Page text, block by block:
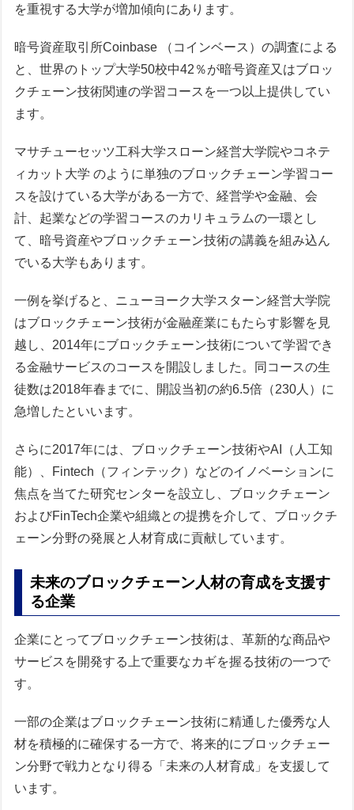
を重視する大学が増加傾向にあります。
暗号資産取引所Coinbase （コインベース）の調査による
と、世界のトップ大学50校中42％が暗号資産又はブロッ
クチェーン技術関連の学習コースを一つ以上提供してい
ます。
マサチューセッツ工科大学スローン経営大学院やコネテ
ィカット大学 のように単独のブロックチェーン学習コー
スを設けている大学がある一方で、経営学や金融、会
計、起業などの学習コースのカリキュラムの一環とし
て、暗号資産やブロックチェーン技術の講義を組み込ん
でいる大学もあります。
一例を挙げると、ニューヨーク大学スターン経営大学院
はブロックチェーン技術が金融産業にもたらす影響を見
越し、2014年にブロックチェーン技術について学習でき
る金融サービスのコースを開設しました。同コースの生
徒数は2018年春までに、開設当初の約6.5倍（230人）に
急増したといいます。
さらに2017年には、ブロックチェーン技術やAI（人工知
能）、Fintech（フィンテック）などのイノベーションに
焦点を当てた研究センターを設立し、ブロックチェーン
およびFinTech企業や組織との提携を介して、ブロックチ
ェーン分野の発展と人材育成に貢献しています。
未来のブロックチェーン人材の育成を支援す
る企業
企業にとってブロックチェーン技術は、革新的な商品や
サービスを開発する上で重要なカギを握る技術の一つで
す。
一部の企業はブロックチェーン技術に精通した優秀な人
材を積極的に確保する一方で、将来的にブロックチェー
ン分野で戦力となり得る「未来の人材育成」を支援して
います。